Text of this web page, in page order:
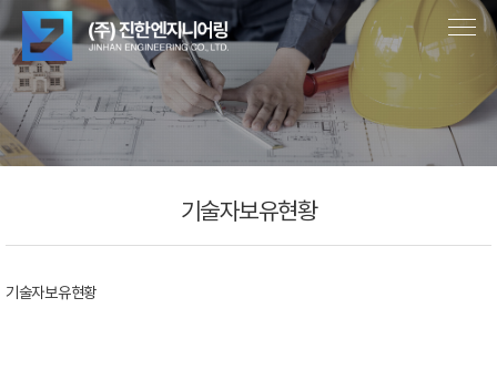
기술자보유현황
기술자보유현황